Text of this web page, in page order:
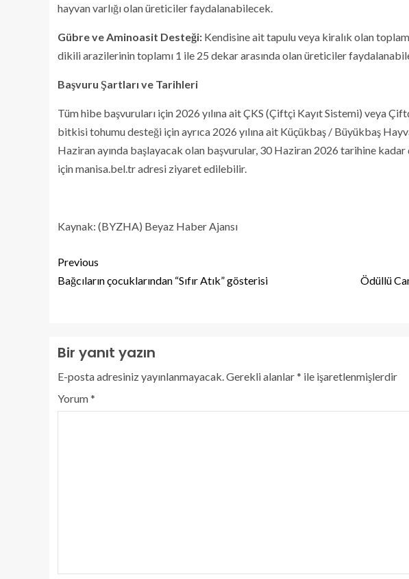
hayvan varlığı olan üreticiler faydalanabilecek.
Gübre ve Aminoasit Desteği: Kendisine ait tapulu veya kiralık olan
dikili arazilerinin toplamı 1 ile 25 dekar arasında olan üreticiler
Başvuru Şartları ve Tarihleri
Tüm hibe başvuruları için 2026 yılına ait ÇKS (Çiftçi Kayıt Sistemi) veya
bitkisi tohumu desteği için ayrıca 2026 yılına ait Küçükbaş / Büyükbaş
Haziran ayında başlayacak olan başvurular, 30 Haziran 2026 tarihine
için manisa.bel.tr adresi ziyaret edilebilir.
Kaynak: (BYZHA) Beyaz Haber Ajansı
Previous
Bağcıların çocuklarından “Sıfır Atık” gösterisi
Ödüllü
Bir yanıt yazın
E-posta adresiniz yayınlanmayacak.Gerekli alanlar* ile işaretlenmişlerdir
Yorum*